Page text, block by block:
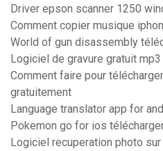
Driver epson scanner 1250
Comment copier musique
World of gun disassembly
Logiciel de gravure gratuit mp3
Comment faire pour
gratuitement
Language translator app for
Pokemon go for ios
Logiciel recuperation photo